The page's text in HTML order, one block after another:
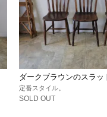
ダークブラウンのスラッ
定番スタイル。
SOLD OUT